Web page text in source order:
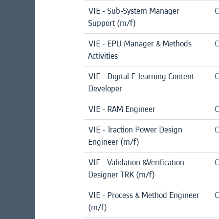
VIE - Sub-System Manager
Support (m/f)
VIE - EPU Manager & Methods
Activities
VIE - Digital E-learning Content
Developer
VIE - RAM Engineer
VIE - Traction Power Design
Engineer (m/f)
VIE - Validation &Verification
Designer TRK (m/f)
VIE - Process & Method Engineer
(m/f)